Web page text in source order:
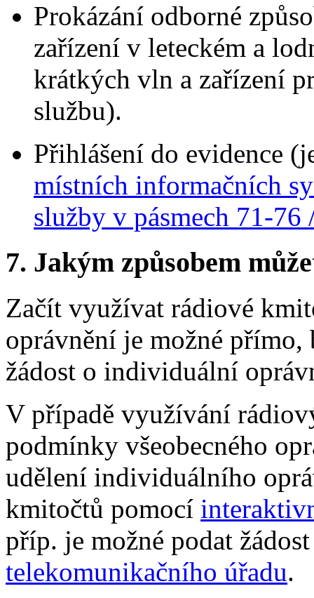
Prokázání odborné
zařízení v leteckém a
krátkých vln a zařízení
službu).
Přihlášení do evidence
místních informačních
služby v pásmech 71-76
7. Jakým způsobem
Začít využívat rádiové
oprávnění je možné
žádost o individuální
V případě využívání
podmínky všeobecného
udělení individuálního
kmitočtů pomocí
příp. je možné podat
telekomunikačního úřadu.